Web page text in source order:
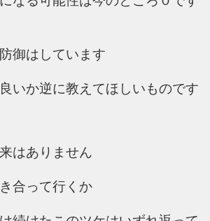
御はしています
いか逆に教えてほしいものです
はありません
合って行くか